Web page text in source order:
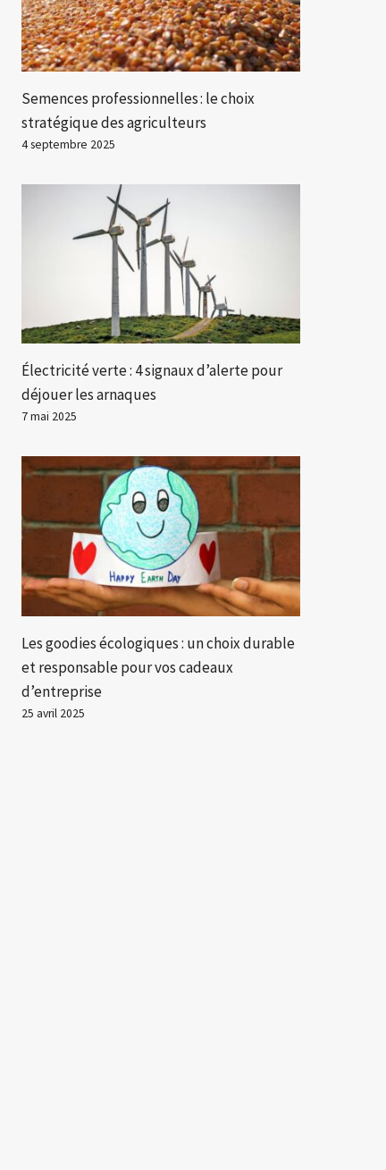
Semences professionnelles : le choix
stratégique des agriculteurs
4 septembre 2025
Électricité verte : 4 signaux d’alerte pour
déjouer les arnaques
7 mai 2025
Les goodies écologiques : un choix durable
et responsable pour vos cadeaux
d’entreprise
25 avril 2025